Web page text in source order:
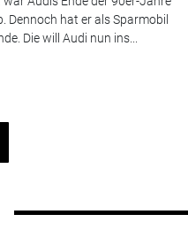
Dennoch hat er als Sparmobil
Die will Audi nun ins...